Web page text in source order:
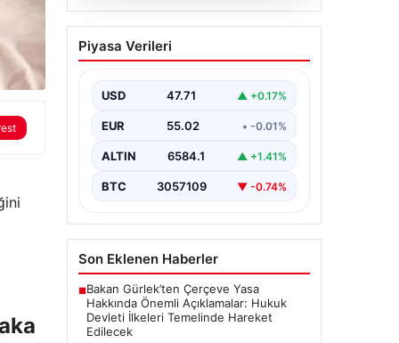
05.08.2026
Türk sinemasında farklı
bir imza: Ceylan Özgün
Piyasa Verileri
USD 47.71 ▲ +0.17%
EUR 55.02 • -0.01%
ALTIN 6584.1 ▲ +1.41%
BTC 3057109 ▼ -0.74%
Son Eklenen Haberler
■Bakan Gürlek’ten Çerçeve Yasa
Hakkında Önemli Açıklamalar: Hukuk
Devleti İlkeleri Temelinde Hareket
Edilecek